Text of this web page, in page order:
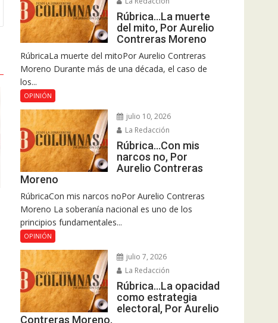
Rúbrica…La muerte
del mito, Por Aurelio
Contreras Moreno
RúbricaLa muerte del mitoPor Aurelio Contreras
Moreno Durante más de una década, el caso de
los...
OPINIÓN
julio 10, 2026
La Redacción
Rúbrica…Con mis
narcos no, Por
Aurelio Contreras
Moreno
RúbricaCon mis narcos noPor Aurelio Contreras
Moreno La soberanía nacional es uno de los
principios fundamentales...
OPINIÓN
julio 7, 2026
La Redacción
Rúbrica…La opacidad
como estrategia
electoral, Por Aurelio
Contreras Moreno.